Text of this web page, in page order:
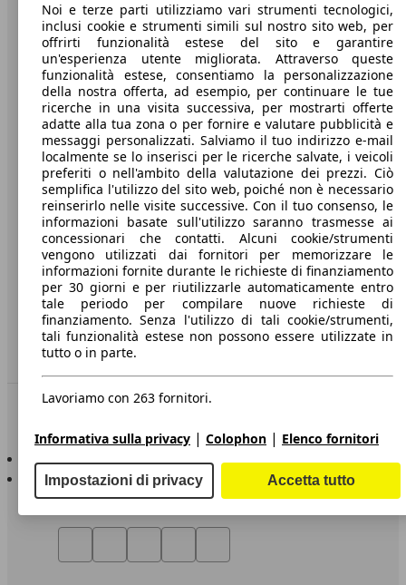
Benvenuti su AutoScout24, il mercato auto europeo.
Società
A proposito di AutoScout24
Stampa
Media
Condizioni generali
Informazioni
Privacy
Dichiarazione di Accessibilità
Servizi
Area rivenditori
Sempre con te
AutoScout24 per Android
Noi e terze parti utilizziamo vari strumenti tecnologici,
inclusi cookie e strumenti simili sul nostro sito web, per
offrirti funzionalità estese del sito e garantire
un'esperienza utente migliorata. Attraverso queste
funzionalità estese, consentiamo la personalizzazione
della nostra offerta, ad esempio, per continuare le tue
ricerche in una visita successiva, per mostrarti offerte
adatte alla tua zona o per fornire e valutare pubblicità e
messaggi personalizzati. Salviamo il tuo indirizzo e-mail
localmente se lo inserisci per le ricerche salvate, i veicoli
preferiti o nell'ambito della valutazione dei prezzi. Ciò
semplifica l'utilizzo del sito web, poiché non è necessario
reinserirlo nelle visite successive. Con il tuo consenso, le
informazioni basate sull'utilizzo saranno trasmesse ai
concessionari che contatti. Alcuni cookie/strumenti
vengono utilizzati dai fornitori per memorizzare le
informazioni fornite durante le richieste di finanziamento
per 30 giorni e per riutilizzarle automaticamente entro
tale periodo per compilare nuove richieste di
finanziamento. Senza l'utilizzo di tali cookie/strumenti,
tali funzionalità estese non possono essere utilizzate in
tutto o in parte.
Lavoriamo con 263 fornitori.
Informativa sulla privacy | Colophon | Elenco fornitori
Impostazioni di privacy Accetta tutto